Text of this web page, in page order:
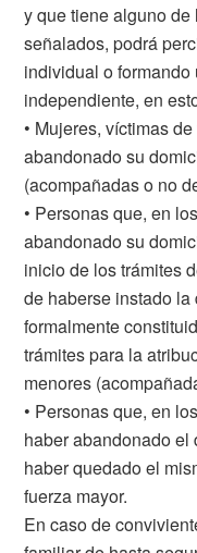
y que tiene alguno
señalados, podrá
individual o
independiente, en
• Mujeres, víctimas
abandonado su
(acompañadas o no
• Personas que, en
abandonado su
inicio de los trámites
de haberse instado
formalmente
trámites para la
menores
• Personas que, en
haber abandonado
haber quedado el
fuerza mayor.
En caso de